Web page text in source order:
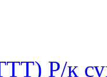
Р/к